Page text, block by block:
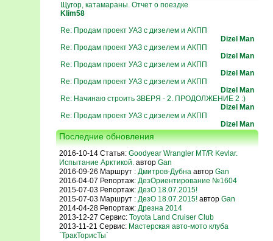
Щугор, катамараны. Отчет о поездке
Klim58
Re: Продам проект УАЗ с дизелем и АКПП
Dizel Man
Re: Продам проект УАЗ с дизелем и АКПП
Dizel Man
Re: Продам проект УАЗ с дизелем и АКПП
Dizel Man
Re: Продам проект УАЗ с дизелем и АКПП
Dizel Man
Re: Начинаю строить ЗВЕРЯ - 2. ПРОДОЛЖЕНИЕ 2 :)
Dizel Man
Re: Продам проект УАЗ с дизелем и АКПП
Dizel Man
Последние обновления
2016-10-14 Статья: Goodyear Wrangler MT/R Kevlar.
Испытание Арктикой.автор Gan
2016-09-26 Маршрут : Дмитров-Дубнаавтор Gan
2016-04-07 Репортаж: ДезОриентирование №1604
2015-07-03 Репортаж: ДезО 18.07.2015!
2015-07-03 Маршрут : ДезО 18.07.2015! автор Gan
2014-04-28 Репортаж: Дрезна 2014
2013-12-27 Сервис: Toyota Land Cruiser Club
2013-11-21 Сервис: Мастерская авто-мото клуба
`ТракТорисТы`